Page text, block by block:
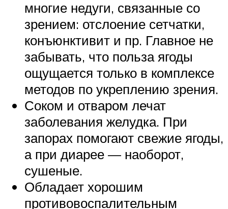
многие недуги, связанные со
зрением: отслоение сетчатки,
конъюнктивит и пр. Главное не
забывать, что польза ягоды
ощущается только в комплексе
методов по укреплению зрения.
Соком и отваром лечат
заболевания желудка. При
запорах помогают свежие ягоды,
а при диарее — наоборот,
сушеные.
Обладает хорошим
противовоспалительным